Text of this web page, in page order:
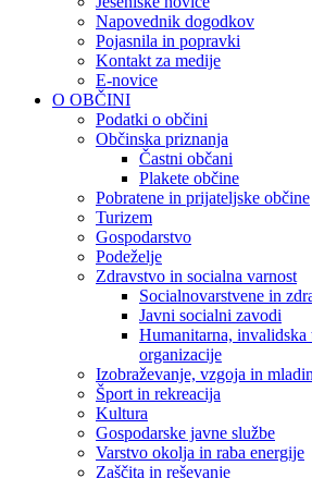
Napovednik dogodkov
Pojasnila in popravki
Kontakt za medije
E-novice
O OBČINI
Podatki o občini
Občinska priznanja
Častni občani
Plakete občine
Pobratene in prijateljske občine
Turizem
Gospodarstvo
Podeželje
Zdravstvo in socialna varnost
Socialnovarstvene in
Javni socialni zavodi
Humanitarna, invalidska
organizacije
Izobraževanje, vzgoja in
Šport in rekreacija
Kultura
Gospodarske javne službe
Varstvo okolja in raba energije
Zaščita in reševanje